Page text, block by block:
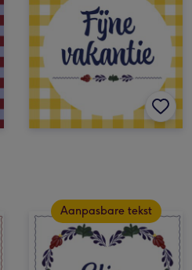
Aanpasbare tekst